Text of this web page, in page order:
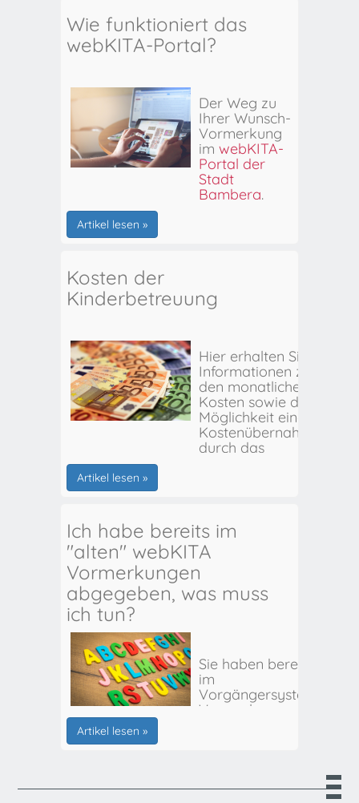
Wie funktioniert das
webKITA-Portal?
Der Weg zu
Ihrer Wunsch-
Vormerkung
im webKITA-
Portal der
Stadt
Bamberg.
Artikel lesen »
Kosten der
Kinderbetreuung
Hier erhalten Sie
Informationen zu
den monatlichen
Kosten sowie der
Möglichkeit einer
Kostenübernahme
durch das
Artikel lesen »
Ich habe bereits im
"alten" webKITA
Vormerkungen
abgegeben, was muss
ich tun?
Sie haben bereits
im
Vorgängersystem
Vormerkungen
Artikel lesen »